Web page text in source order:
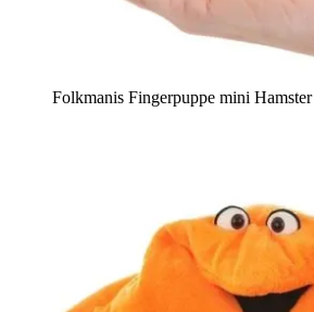
Folkmanis Fingerpuppe mini Hamster